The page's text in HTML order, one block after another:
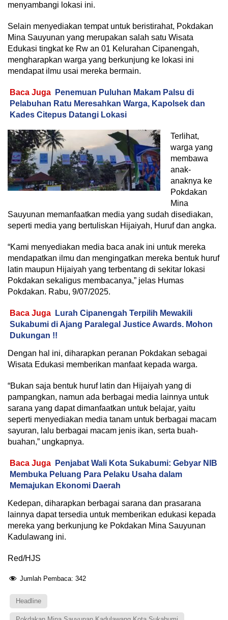
menyambangi lokasi ini.
Selain menyediakan tempat untuk beristirahat, Pokdakan
Mina Sauyunan yang merupakan salah satu Wisata
Edukasi tingkat ke Rw an 01 Kelurahan Cipanengah,
mengharapkan warga yang berkunjung ke lokasi ini
mendapat ilmu usai mereka bermain.
Baca Juga
Penemuan Puluhan Makam Palsu di
Pelabuhan Ratu Meresahkan Warga, Kapolsek dan
Kades Citepus Datangi Lokasi
Terlihat,
warga yang
membawa
anak-
anaknya ke
Pokdakan
Mina
Sauyunan memanfaatkan media yang sudah disediakan,
seperti media yang bertuliskan Hijaiyah, Huruf dan angka.
“Kami menyediakan media baca anak ini untuk mereka
mendapatkan ilmu dan mengingatkan mereka bentuk huruf
latin maupun Hijaiyah yang terbentang di sekitar lokasi
Pokdakan sekaligus membacanya,” jelas Humas
Pokdakan. Rabu, 9/07/2025.
Baca Juga
Lurah Cipanengah Terpilih Mewakili
Sukabumi di Ajang Paralegal Justice Awards. Mohon
Dukungan !!
Dengan hal ini, diharapkan peranan Pokdakan sebagai
Wisata Edukasi memberikan manfaat kepada warga.
“Bukan saja bentuk huruf latin dan Hijaiyah yang di
pampangkan, namun ada berbagai media lainnya untuk
sarana yang dapat dimanfaatkan untuk belajar, yaitu
seperti menyediakan media tanam untuk berbagai macam
sayuran, lalu berbagai macam jenis ikan, serta buah-
buahan,” ungkapnya.
Baca Juga
Penjabat Wali Kota Sukabumi: Gebyar NIB
Membuka Peluang Para Pelaku Usaha dalam
Memajukan Ekonomi Daerah
Kedepan, diharapkan berbagai sarana dan prasarana
lainnya dapat tersedia untuk memberikan edukasi kepada
mereka yang berkunjung ke Pokdakan Mina Sauyunan
Kadulawang ini.
Red/HJS
Jumlah Pembaca: 342
Headline